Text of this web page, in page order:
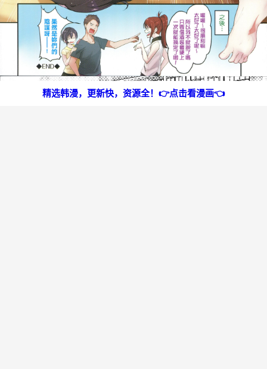
精选韩漫，更新快，资源全！👉点击看漫画👈